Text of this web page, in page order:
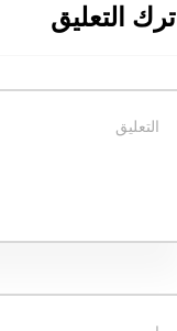
اترك التعليق